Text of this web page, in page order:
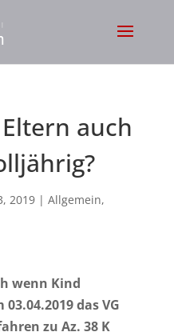
auch
2019| Allgemein,
wenn Kind
03.04.2019 das VG
zu Az. 38 K